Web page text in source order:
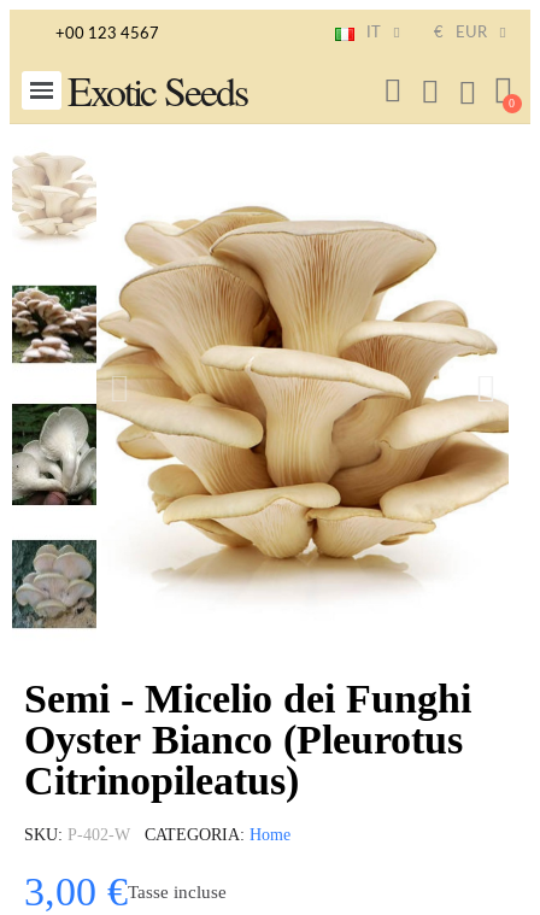
+00 123 4567 € EUR
Exotic Seeds
Semi - Micelio dei Funghi
Oyster Bianco (Pleurotus
Citrinopileatus)
SKU P-402-W CATEGORIA Home
3,00 €Tasse incluse